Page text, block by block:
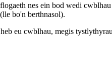
nes ein bod wedi
bo'n berthnasol).
eu cwblhau, megis